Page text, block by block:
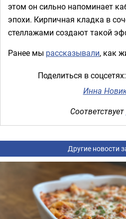
этом он сильно напоминает
эпохи. Кирпичная кладка в
стеллажами создают такой
Ранее мы рассказывали, как
Поделиться в соцсетях:
Инна
Соответствует
Другие новости